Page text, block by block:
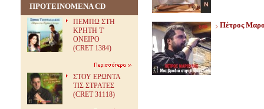
ΠΡΟΤΕΙΝΟΜΕΝΑ CD
ΠΕΜΠΩ ΣΤΗ
ΚΡΗΤΗ Τ'
ΟΝΕΙΡΟ
(CRET 1384)
ΣΤΟΥ ΕΡΩΝΤΑ
ΤΙΣ ΣΤΡΑΤΕΣ
(CRET 31118)
Πέτρος